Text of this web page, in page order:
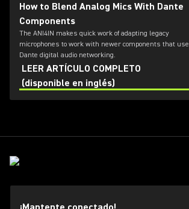
How to Blend Analog Mics With Dante
Components
The ANI4IN makes quick work of adapting legacy
microphones to work with newer components that use
Dante digital audio networking.
LEER ARTÍCULO COMPLETO
(disponible en inglés)